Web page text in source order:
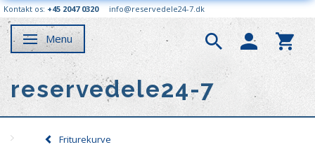
Kontakt os: +45 2047 0320 info@reservedele24-7.dk
Skifte navigation
Menu
reservedele24-7
Friturekurve